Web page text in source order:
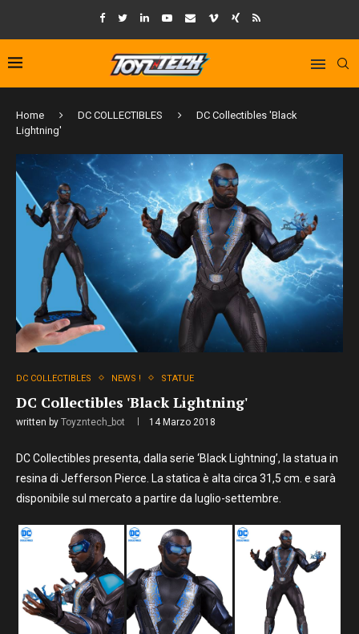
Home DC COLLECTIBLES
DC Collectibles 'Black
Lightning'
DC COLLECTIBLES NEWS ! STATUE
DC Collectibles 'Black Lightning'
written by Toyzntech_bot 14 Marzo 2018
DC Collectibles presenta, dalla serie ‘Black Lightning’, la statua in
resina di Jefferson Pierce. La statica è alta circa 31,5 cm. e sarà
disponibile sul mercato a partire da luglio-settembre.